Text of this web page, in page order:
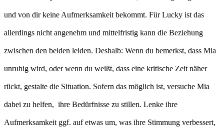
und von dir keine Aufmerksamkeit bekommt. Für Lucky ist das
allerdings nicht angenehm und mittelfristig kann die Beziehung
zwischen den beiden leiden. Deshalb: Wenn du bemerkst, dass Mia
unruhig wird, oder wenn du weißt, dass eine kritische Zeit näher
rückt, gestalte die Situation. Sofern das möglich ist, versuche Mia
dabei zu helfen, ihre Bedürfnisse zu stillen. Lenke ihre
Aufmerksamkeit ggf. auf etwas um, was ihre Stimmung verbessert,